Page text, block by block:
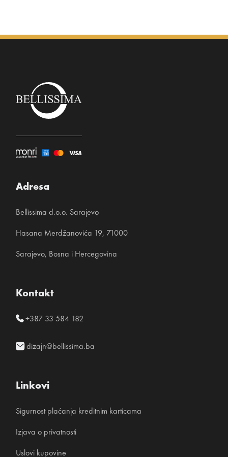
Adresa
Bellissima d.o.o. Sarajevo
Hasana Merdžanovića 19, 71000
Sarajevo, Bosna i Hercegovina
Kontakt
+387 33 584 182
dizajn@bellissima.ba
Linkovi
Sigurnost plaćanja kreditnim karticama
Izjava o privatnosti
Uslovi kupovine